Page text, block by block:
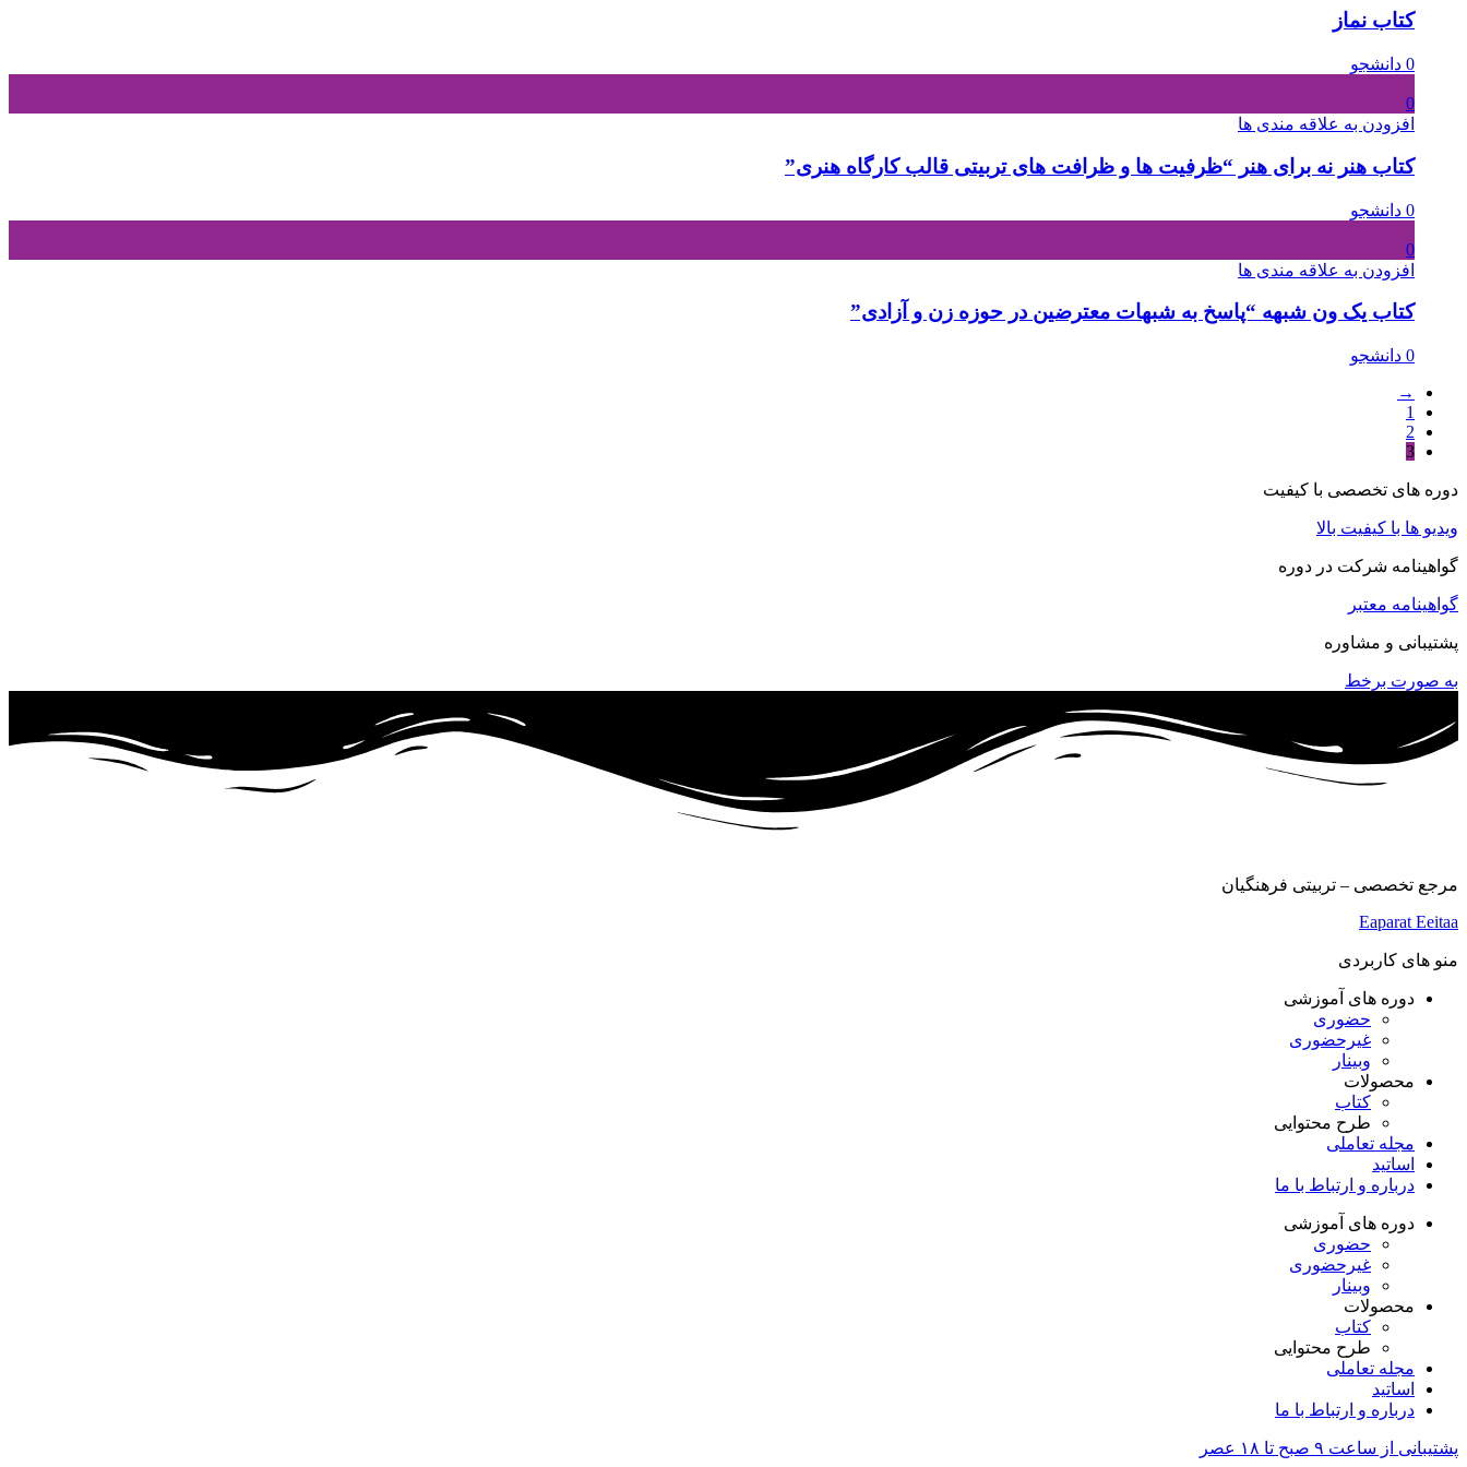
کتاب نماز
0 دانشجو
0
افزودن به علاقه مندی ها
کتاب هنر نه برای هنر “ظرفیت ها و ظرافت های تربیتی قالب کارگاه هنری”
0 دانشجو
0
افزودن به علاقه مندی ها
کتاب یک ون شبهه “پاسخ به شبهات معترضین در حوزه زن و آزادی”
0 دانشجو
→
1
2
3
دوره های تخصصی با کیفیت
ویدیو ها با کیفیت بالا
گواهینامه شرکت در دوره
گواهینامه معتبر
پشتیبانی و مشاوره
به صورت برخط
مرجع تخصصی – تربیتی فرهنگیان
Eaparat Eeitaa
منو های کاربردی
دوره های آموزشی
حضوری
غیرحضوری
وبینار
محصولات
کتاب
طرح محتوایی
مجله تعاملی
اساتید
درباره و ارتباط با ما
دوره های آموزشی
حضوری
غیرحضوری
وبینار
محصولات
کتاب
طرح محتوایی
مجله تعاملی
اساتید
درباره و ارتباط با ما
پشتیبانی از ساعت ۹ صبح تا ۱۸ عصر